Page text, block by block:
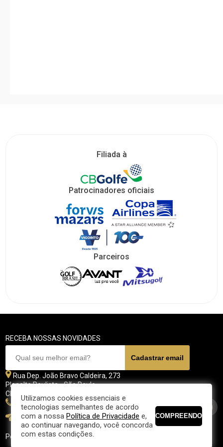
Filiada à
Patrocinadores oficiais
Parceiros
RECEBA NOSSAS NOVIDADES
Rua Dep. João Bravo Caldeira, 273
Planalto Paulista - São Paulo
CEP 04071 - 045
11 5070-4700
fpgolfe@fpgolfe.com.br
Política de privacidade
Utilizamos cookies essenciais e
tecnologias semelhantes de acordo
com a nossaPolítica de Privacidade e,
ao continuar navegando, você concorda
com estas condições.